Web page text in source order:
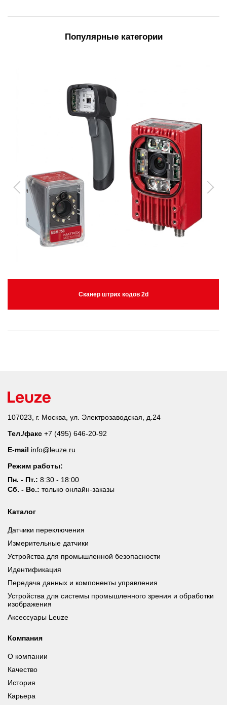
Популярные категории
Сканер штрих кодов 2d
107023, г. Москва, ул. Электрозаводская, д.24
Тел./факс +7 (495) 646-20-92
E-mail info@leuze.ru
Режим работы:
Пн. - Пт.: 8:30 - 18:00
Сб. - Вс.: только онлайн-заказы
Каталог
Датчики переключения
Измерительные датчики
Устройства для промышленной безопасности
Идентификация
Передача данных и компоненты управления
Устройства для системы промышленного зрения и обработки
изображения
Аксессуары Leuze
Компания
О компании
Качество
История
Карьера